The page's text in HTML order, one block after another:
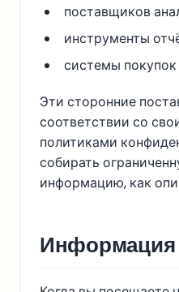
поставщиков
инструменты
системы
Эти сторонние
соответствии со
политиками
собирать
информацию, как
Информация